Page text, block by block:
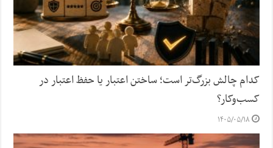
کدام چالش بزرگ‌تر است؛ ساختن اعتبار یا حفظ اعتبار در
کسب‌وکار؟
۱۴۰۵/۰۵/۱۸